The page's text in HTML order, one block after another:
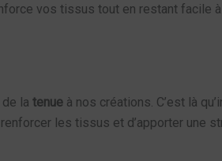
vos tissus tout en restant facile
la tenue à nos créations. C’est là
les tissus et d’apporter une